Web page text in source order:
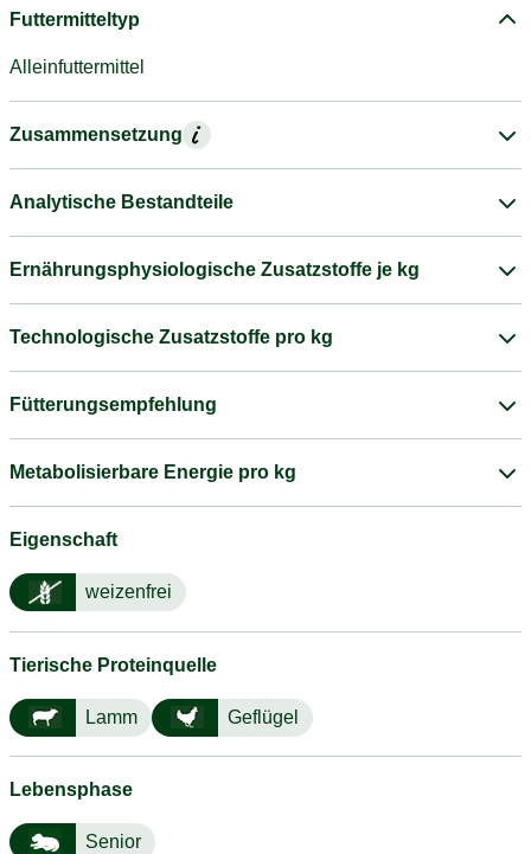
Futtermitteltyp
Alleinfuttermittel
Zusammensetzung
Analytische Bestandteile
Ernährungsphysiologische Zusatzstoffe je kg
Technologische Zusatzstoffe pro kg
Fütterungsempfehlung
Metabolisierbare Energie pro kg
Eigenschaft
weizenfrei
Tierische Proteinquelle
Lamm Geflügel
Lebensphase
Senior